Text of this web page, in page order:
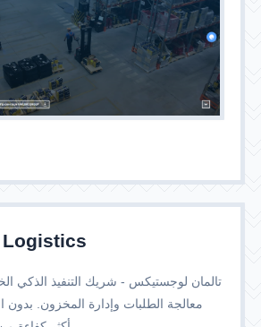
Logistics
تالمان لوجستيكس - شريك التنفيذ الذكي
معالجة الطلبات وإدارة المخزون.